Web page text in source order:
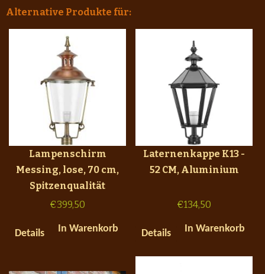
Alternative Produkte für:
Lampenschirm
Messing, lose, 70 cm,
Spitzenqualität
€399,50
Details In Warenkorb
Laternenkappe K13 -
52 CM, Aluminium
€134,50
Details In Warenkorb